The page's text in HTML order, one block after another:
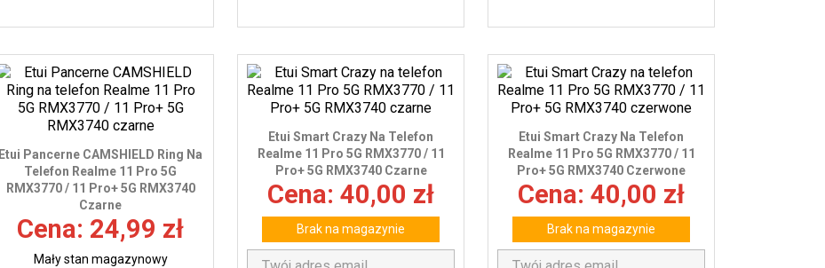
Etui Pancerne CAMSHIELD Ring Na
Telefon Realme 11 Pro 5G
RMX3770 / 11 Pro+ 5G RMX3740
Czarne
Cena: 24,99 zł
Mały stan magazynowy
Etui Smart Crazy Na Telefon
Realme 11 Pro 5G RMX3770 / 11
Pro+ 5G RMX3740 Czarne
Cena: 40,00 zł
Brak na magazynie
Etui Smart Crazy Na Telefon
Realme 11 Pro 5G RMX3770 / 11
Pro+ 5G RMX3740 Czerwone
Cena: 40,00 zł
Brak na magazynie